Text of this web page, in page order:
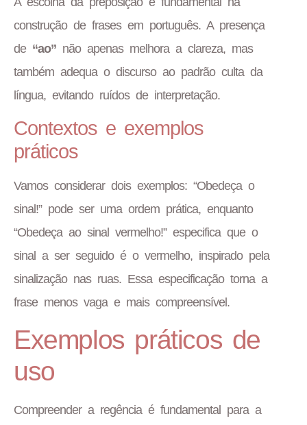
construção de frases em português. A presença
de “ao” não apenas melhora a clareza, mas
também adequa o discurso ao padrão culta da
língua, evitando ruídos de interpretação.
Contextos e exemplos
práticos
Vamos considerar dois exemplos: “Obedeça o
sinal!” pode ser uma ordem prática, enquanto
“Obedeça ao sinal vermelho!” especifica que o
sinal a ser seguido é o vermelho, inspirado pela
sinalização nas ruas. Essa especificação torna a
frase menos vaga e mais compreensível.
Exemplos práticos de
uso
Compreender a regência é fundamental para a